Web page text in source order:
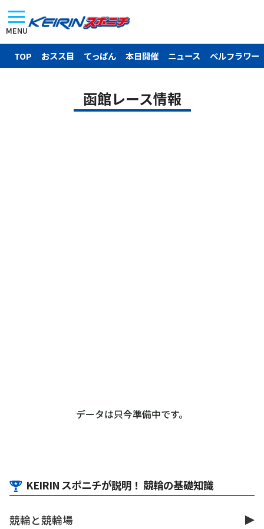
MENU
TOP おスス目 てっぱん 本日開催 ニュース ベルフラワー
函館レース情報
データは只今準備中です。
KEIRIN スポニチが説明！ 競輪の基礎知識
競輪と競輪場